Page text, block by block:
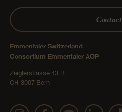
Contact
Emmentaler Switzerland
Consortium Emmentaler AOP
Zieglerstrasse 43 B
CH-3007 Bern